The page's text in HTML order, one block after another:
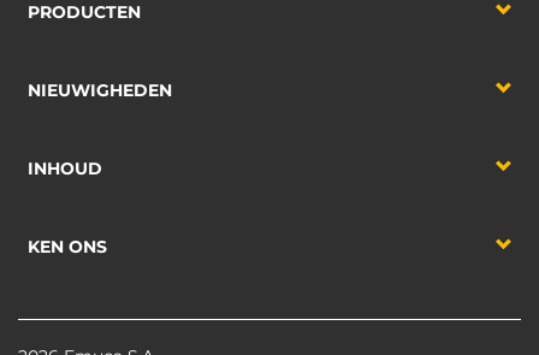
PRODUCTEN
NIEUWIGHEDEN
INHOUD
KEN ONS